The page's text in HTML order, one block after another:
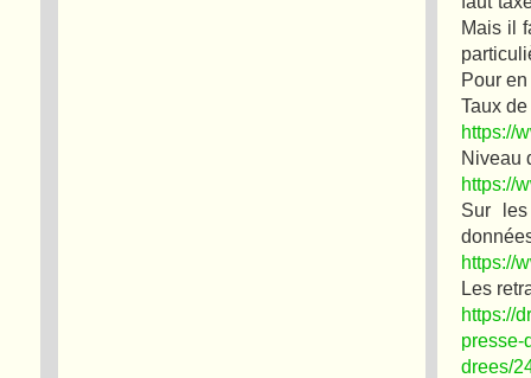
Mais il
Pour
Taux
https://
Niveau
https://
Sur
https://
Les
https://
presse-
drees/